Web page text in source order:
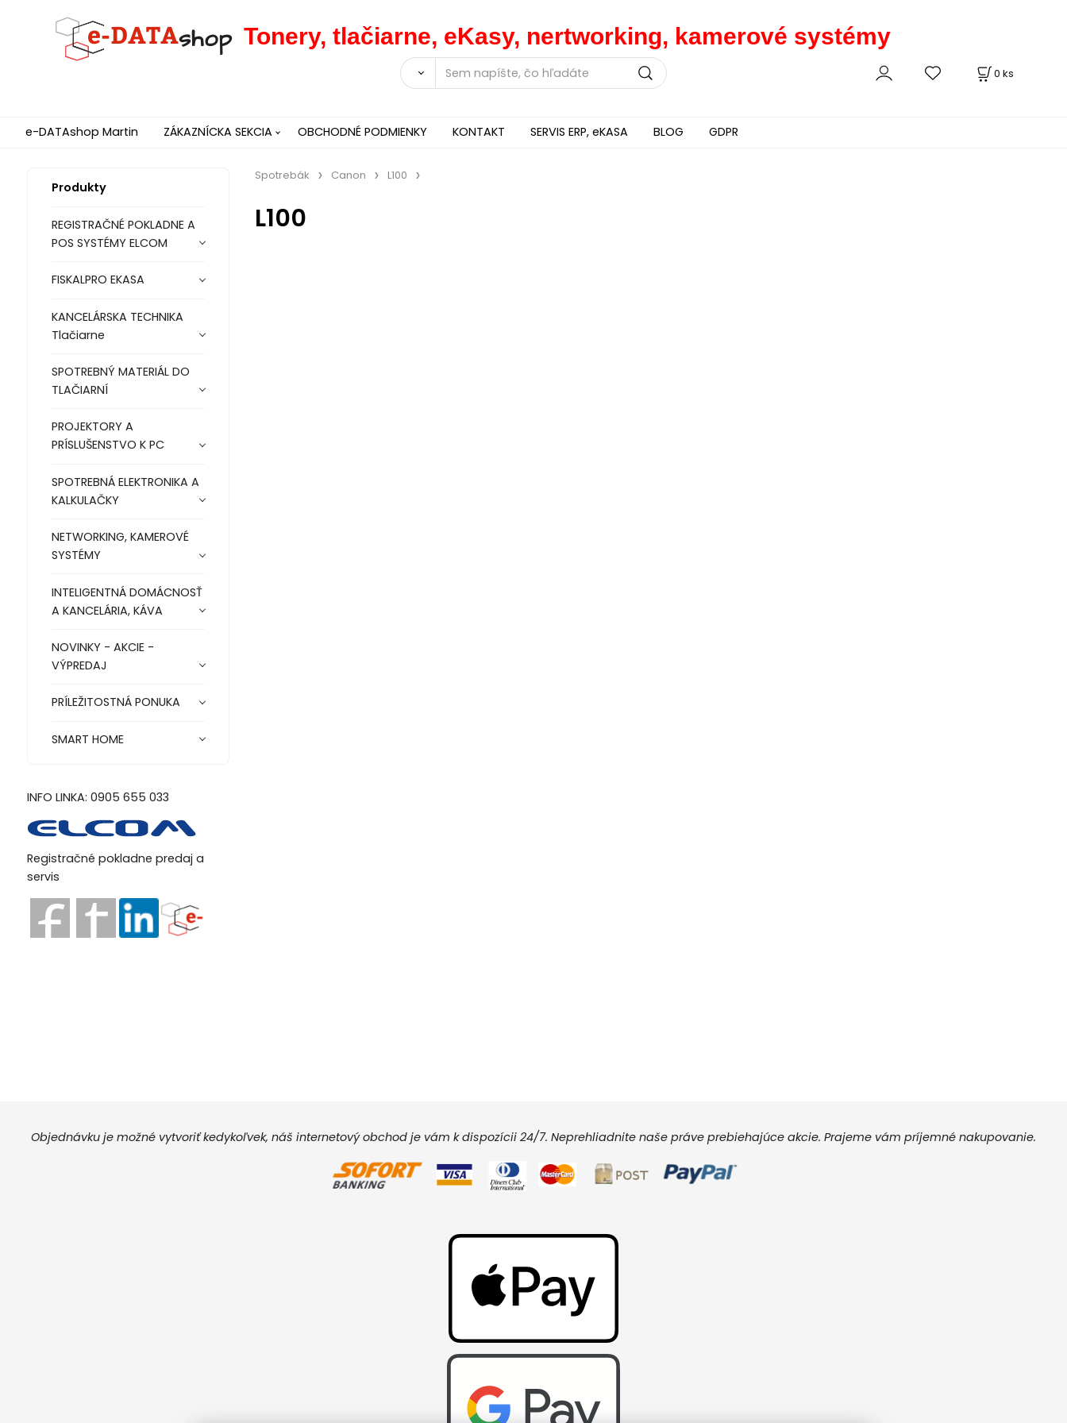
Tonery, tlačiarne, eKasy, nertworking, kamerové systémy
0 ks
e-DATAshop Martin ZÁKAZNÍCKA SEKCIA OBCHODNÉ PODMIENKY KONTAKT SERVIS ERP, eKASA BLOG GDPR
Produkty
REGISTRAČNÉ POKLADNE A
POS SYSTÉMY ELCOM
FISKALPRO EKASA
KANCELÁRSKA TECHNIKA
Tlačiarne
SPOTREBNÝ MATERIÁL DO
TLAČIARNÍ
PROJEKTORY A
PRÍSLUŠENSTVO K PC
SPOTREBNÁ ELEKTRONIKA A
KALKULAČKY
NETWORKING, KAMEROVÉ
SYSTÉMY
INTELIGENTNÁ DOMÁCNOSŤ
A KANCELÁRIA, KÁVA
NOVINKY - AKCIE -
VÝPREDAJ
PRÍLEŽITOSTNÁ PONUKA
SMART HOME
INFO LINKA: 0905 655 033
Registračné pokladne predaj a
servis
Spotrebák Canon L100
L100
Objednávku je možné vytvoriť kedykoľvek, náš internetový obchod je vám k dispozícii 24/7. Neprehliadnite naše práve prebiehajúce akcie. Prajeme vám príjemné nakupovanie.